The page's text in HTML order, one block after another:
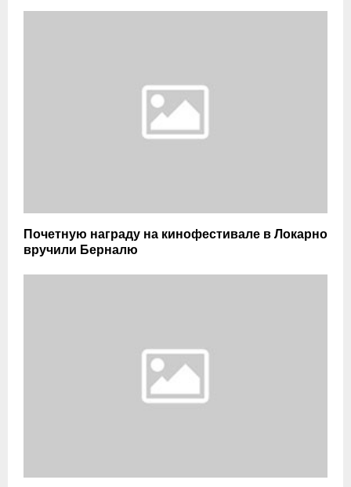
Почетную награду на кинофестивале в Локарно
вручили Берналю